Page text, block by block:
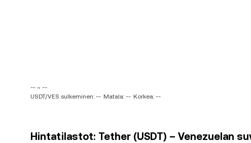
-- ~ --
USDT/VES sulkeminen: -- Matala: -- Korkea: --
Hintatilastot: Tether (USDT) – Venezuelan